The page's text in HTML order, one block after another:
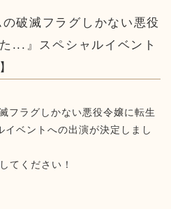
破滅フラグしかない悪役
...』スペシャルイベント
フラグしかない悪役令嬢に転生
ベントへの出演が決定しまし
てください！